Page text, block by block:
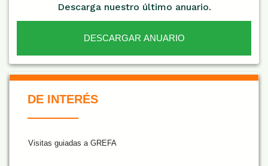
Descarga nuestro último anuario.
DESCARGAR ANUARIO
De Interés NARANJA
DE INTERÉS
Visitas guiadas a GREFA